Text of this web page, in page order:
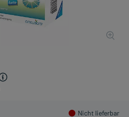
Nicht lieferbar